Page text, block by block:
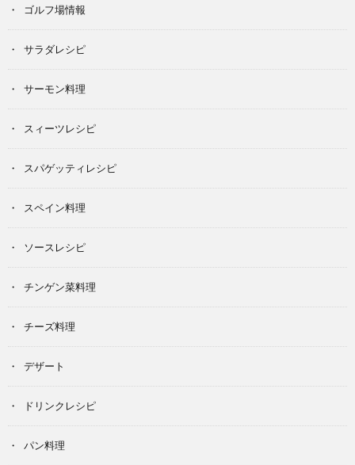
ゴルフ場情報
サラダレシピ
サーモン料理
スィーツレシピ
スパゲッティレシピ
スペイン料理
ソースレシピ
チンゲン菜料理
チーズ料理
デザート
ドリンクレシピ
パン料理